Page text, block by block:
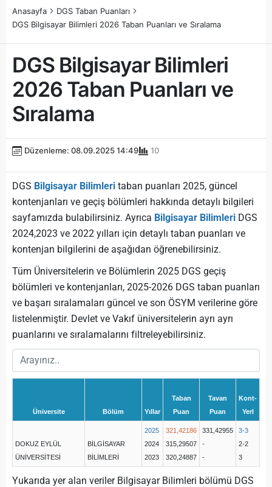
Anasayfa
DGS Taban Puanları
DGS Bilgisayar Bilimleri 2026 Taban Puanları ve Sıralama
DGS Bilgisayar Bilimleri
2026 Taban Puanları ve
Sıralama
Düzenleme: 08.09.2025 14:49 10
DGS Bilgisayar Bilimleri taban puanları 2025, güncel
kontenjanları ve geçiş bölümleri hakkında detaylı bilgileri
sayfamızda bulabilirsiniz. Ayrıca Bilgisayar Bilimleri DGS
2024,2023 ve 2022 yılları için detaylı taban puanları ve
kontenjan bilgilerini de aşağıdan öğrenebilirsiniz.
Tüm Üniversitelerin ve Bölümlerin 2025 DGS geçiş
bölümleri ve kontenjanları, 2025-2026 DGS taban puanları
ve başarı sıralamaları güncel ve son ÖSYM verilerine göre
listelenmiştir. Devlet ve Vakıf üniversitelerin ayrı ayrı
puanlarını ve sıralamalarını filtreleyebilirsiniz.
Üniversite Bölüm Yıllar
Taban
Puan
Tavan
Puan
Kont-
Yerl
DOKUZ EYLÜL
ÜNİVERSİTESİ
BİLGİSAYAR
BİLİMLERİ
2025
2024
2023
321,42186
315,29507
320,24887
331,42955
-
-
3-3
2-2
3
Yukarıda yer alan veriler Bilgisayar Bilimleri bölümü DGS